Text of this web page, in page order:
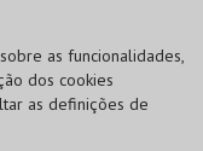
as funcionalidades,
dos cookies
as definições de